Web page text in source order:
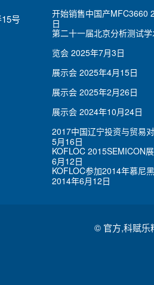
号
开始销售中国产MFC3660
日
第二十一届北京分析测试
览会2025年7月3日
展示会2025年4月15日
展示会2025年2月26日
展示会2024年10月24日
2017中国辽宁投资与贸易
5月16日
KOFLOC 2015SEMICON
6月12日
KOFLOC参加2014年慕尼
2014年6月12日
© 官方,科赋乐